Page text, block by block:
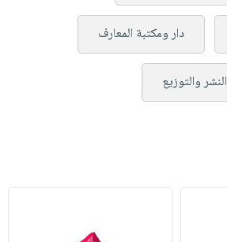
دار ومكتبة المعارف
والتوزيع